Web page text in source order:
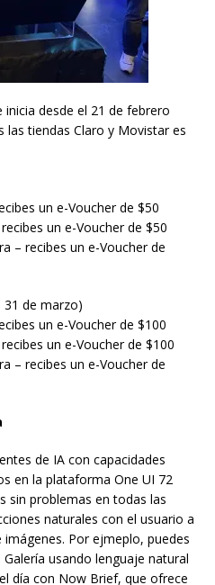
desde el 21 de febrero
las tiendas Claro y Movistar es
un e-Voucher de $50
un e-Voucher de $50
– recibes un e-Voucher de
31 de marzo)
un e-Voucher de $100
un e-Voucher de $100
– recibes un e-Voucher de
de IA con capacidades
en la plataforma One UI 72
sin problemas en todas las
naturales con el usuario a
Por ejmeplo, puedes
usando lenguaje natural
día con Now Brief, que ofrece